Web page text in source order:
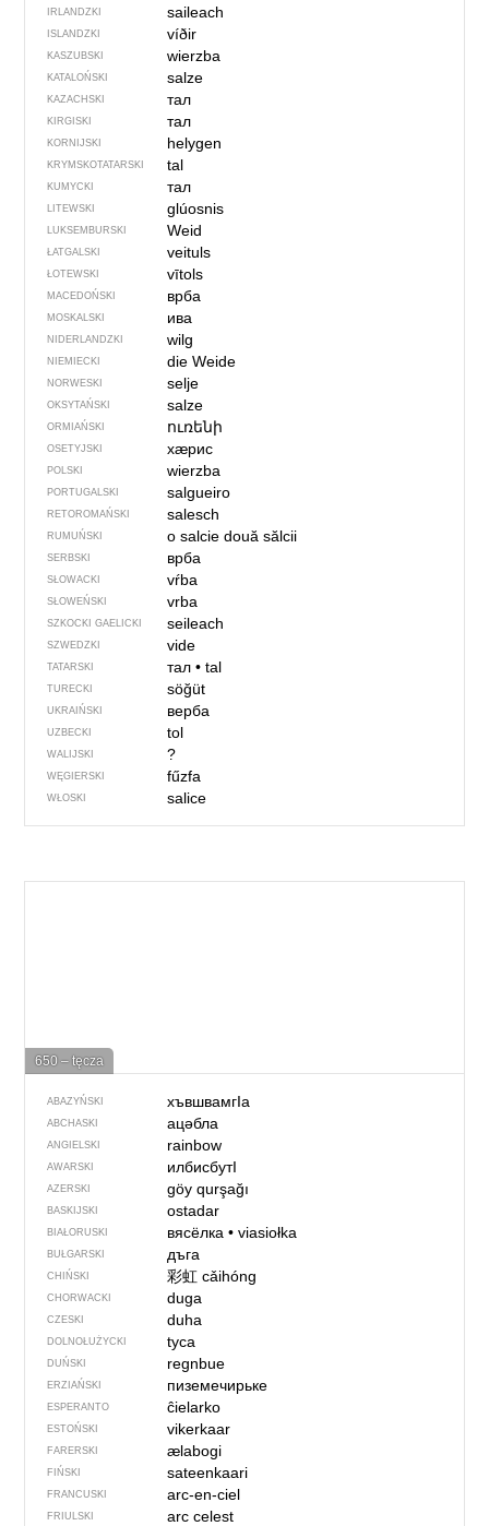
IRLANDZKI saileach
ISLANDZKI víðir
KASZUBSKI wierzba
KATALOŃSKI salze
KAZACHSKI тал
KIRGISKI тал
KORNIJSKI helygen
KRYMSKOTATARSKI tal
KUMYCKI тал
LITEWSKI glúosnis
LUKSEMBURSKI Weid
ŁATGALSKI veituls
ŁOTEWSKI vītols
MACEDOŃSKI врба
MOSKALSKI ива
NIDERLANDZKI wilg
NIEMIECKI die Weide
NORWESKI selje
OKSYTAŃSKI salze
ORMIAŃSKI ուռենի
OSETYJSKI хӕрис
POLSKI wierzba
PORTUGALSKI salgueiro
RETOROMAŃSKI salesch
RUMUŃSKI o salciedouă sălcii
SERBSKI врба
SŁOWACKI vŕba
SŁOWEŃSKI vrba
SZKOCKI GAELICKI seileach
SZWEDZKI vide
TATARSKI тал• tal
TURECKI söğüt
UKRAIŃSKI верба
UZBECKI tol
WALIJSKI ?
WĘGIERSKI fűzfa
WŁOSKI salice
650 – tęcza
ABAZYŃSKI хъвшвамгIа
ABCHASKI ацәбла
ANGIELSKI rainbow
AWARSKI илбисбутI
AZERSKI göy qurşağı
BASKIJSKI ostadar
BIAŁORUSKI вясёлка• viasiołka
BUŁGARSKI дъга
CHIŃSKI 彩虹cǎihóng
CHORWACKI duga
CZESKI duha
DOLNOŁUŻYCKI tyca
DUŃSKI regnbue
ERZIAŃSKI пиземечирьке
ESPERANTO ĉielarko
ESTOŃSKI vikerkaar
FARERSKI ælabogi
FIŃSKI sateenkaari
FRANCUSKI arc-en-ciel
FRIULSKI arc celest